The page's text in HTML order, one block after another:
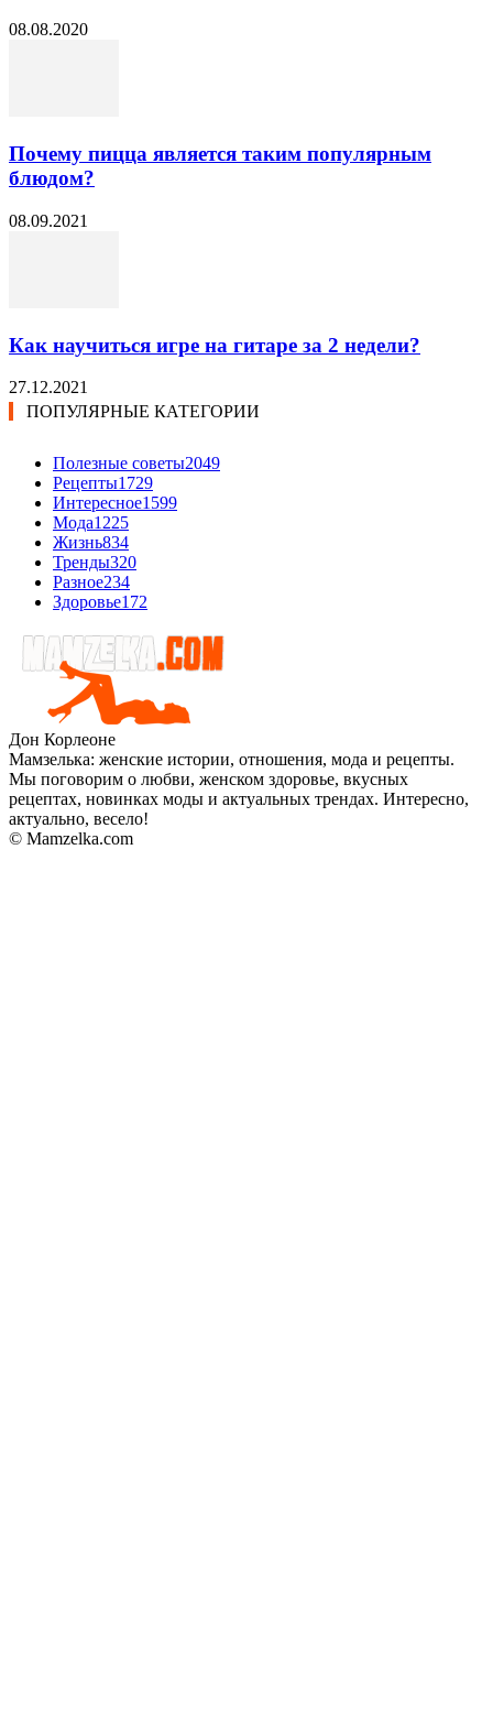
08.08.2020
Почему пицца является таким популярным
блюдом?
08.09.2021
Как научиться игре на гитаре за 2 недели?
27.12.2021
ПОПУЛЯРНЫЕ КАТЕГОРИИ
Полезные советы2049
Рецепты1729
Интересное1599
Мода1225
Жизнь834
Тренды320
Разное234
Здоровье172
Дон Корлеоне
Мамзелька: женские истории, отношения, мода и рецепты.
Мы поговорим о любви, женском здоровье, вкусных
рецептах, новинках моды и актуальных трендах. Интересно,
актуально, весело!
© Mamzelka.com